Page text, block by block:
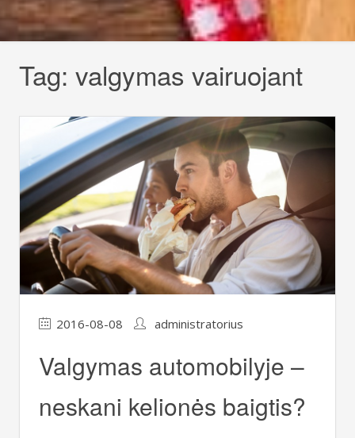
Tag: valgymas vairuojant
2016-08-08 administratorius
Valgymas automobilyje –
neskani kelionės baigtis?